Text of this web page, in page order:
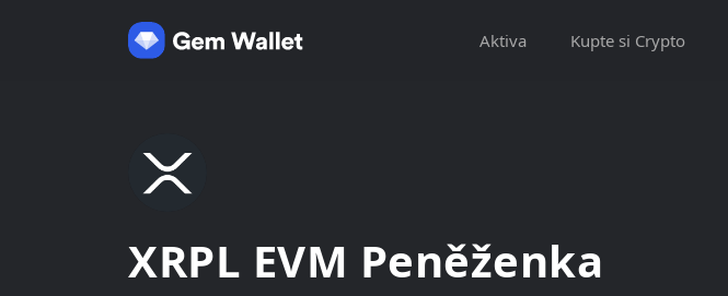
Aktiva Kupte si Crypto
XRPL EVM Peněženka